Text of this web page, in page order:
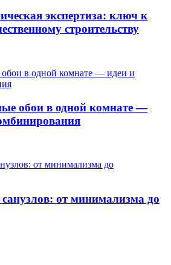
экспертиза: ключ к
строительству
обои в одной комнате —
от минимализма до